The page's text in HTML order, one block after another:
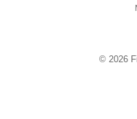
© 2026